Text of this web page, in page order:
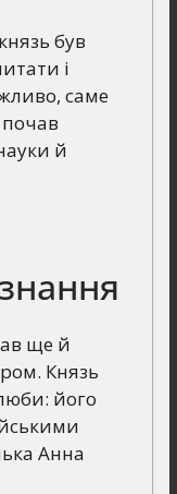
був
і
саме
й
ще й
Князь
його
Анна